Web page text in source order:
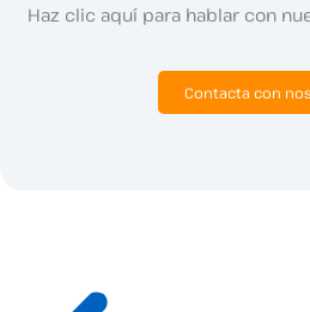
Haz clic aquí para hablar con
Contacta con